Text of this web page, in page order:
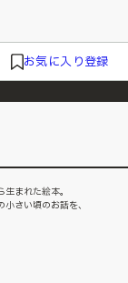
お気に入り登録
まれた絵本。
さい頃のお話を、